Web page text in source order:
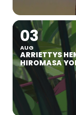
03
AUG
ARRIETTYS
HIROMASA